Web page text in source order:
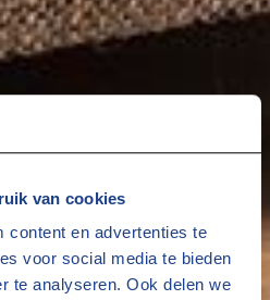
van cookies
content en advertenties te
voor social media te bieden
te analyseren. Ook delen we